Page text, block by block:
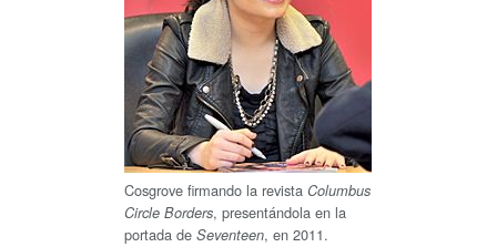
Cosgrove firmando la revista Columbus
Circle Borders, presentándola en la
portada de Seventeen, en 2011.